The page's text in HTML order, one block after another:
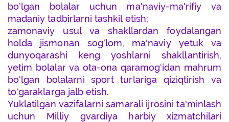
bo‘lgan bolalar uchun ma'naviy-ma'rifiy va
madaniy tadbirlarni tashkil etish;
zamonaviy usul va shakllardan foydalangan
holda jismonan sog‘lom, ma'naviy yetuk va
dunyoqarashi keng yoshlarni shakllantirish,
yetim bolalar va ota-ona qaramog‘idan mahrum
bo‘lgan bolalarni sport turlariga qiziqtirish va
to‘garaklarga jalb etish.
Yuklatilgan vazifalarni samarali ijrosini ta'minlash
uchun Milliy gvardiya harbiy xizmatchilari